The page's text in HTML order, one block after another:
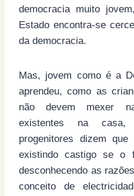
democracia muito
Estado encontra-se
da democracia.
Mas, jovem como é a
aprendeu, como as
não devem mexer
existentes na casa,
progenitores dizem
existindo castigo se o
desconhecendo as
conceito de